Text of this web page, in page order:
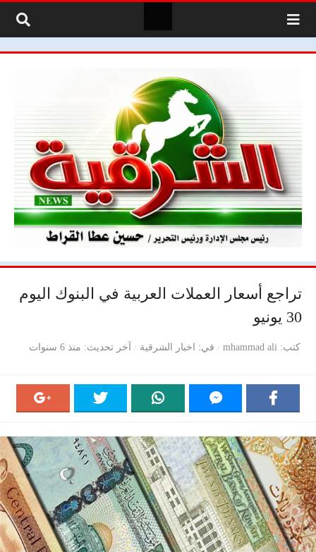
تراجع أسعار العملات العربية في البنوك اليوم
30 يونيو
كتب mhammad ali في اخبار الشرقية آخر تحديث منذ 6 سنوات